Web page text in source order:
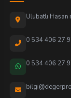
Ulubatlı
0 534 406 27
0 534 406 27